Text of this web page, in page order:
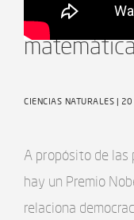
BELLEZA
CIENCIAS NATURALES | 20
A propósito de las
hay un Premio
relaciona